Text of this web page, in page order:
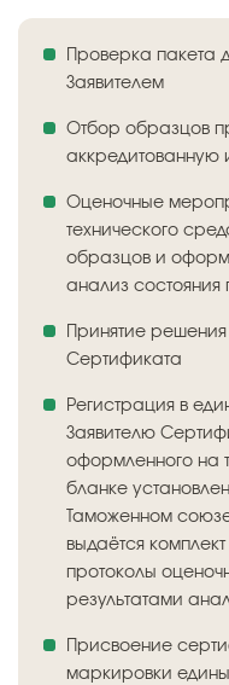
Проверка пакета
Заявителем
Отбор образцов
аккредитованную
Оценочные
технического
образцов и
анализ состояния
Принятие
Сертификата
Регистрация в
Заявителю
оформленного на
бланке
Таможенном
выдаётся
протоколы
результатами
Присвоение
маркировки